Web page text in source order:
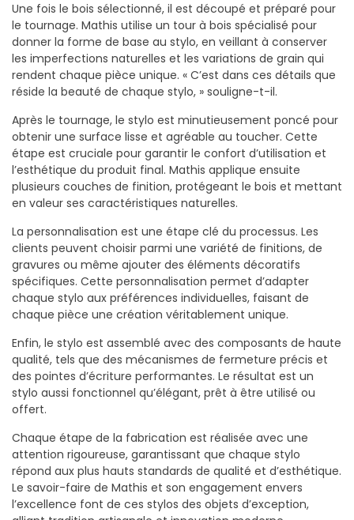
Une fois le bois sélectionné, il est découpé et préparé pour
le tournage. Mathis utilise un tour à bois spécialisé pour
donner la forme de base au stylo, en veillant à conserver
les imperfections naturelles et les variations de grain qui
rendent chaque pièce unique. « C’est dans ces détails que
réside la beauté de chaque stylo, » souligne-t-il.
Après le tournage, le stylo est minutieusement poncé pour
obtenir une surface lisse et agréable au toucher. Cette
étape est cruciale pour garantir le confort d’utilisation et
l’esthétique du produit final. Mathis applique ensuite
plusieurs couches de finition, protégeant le bois et mettant
en valeur ses caractéristiques naturelles.
La personnalisation est une étape clé du processus. Les
clients peuvent choisir parmi une variété de finitions, de
gravures ou même ajouter des éléments décoratifs
spécifiques. Cette personnalisation permet d’adapter
chaque stylo aux préférences individuelles, faisant de
chaque pièce une création véritablement unique.
Enfin, le stylo est assemblé avec des composants de haute
qualité, tels que des mécanismes de fermeture précis et
des pointes d’écriture performantes. Le résultat est un
stylo aussi fonctionnel qu’élégant, prêt à être utilisé ou
offert.
Chaque étape de la fabrication est réalisée avec une
attention rigoureuse, garantissant que chaque stylo
répond aux plus hauts standards de qualité et d’esthétique.
Le savoir-faire de Mathis et son engagement envers
l’excellence font de ces stylos des objets d’exception,